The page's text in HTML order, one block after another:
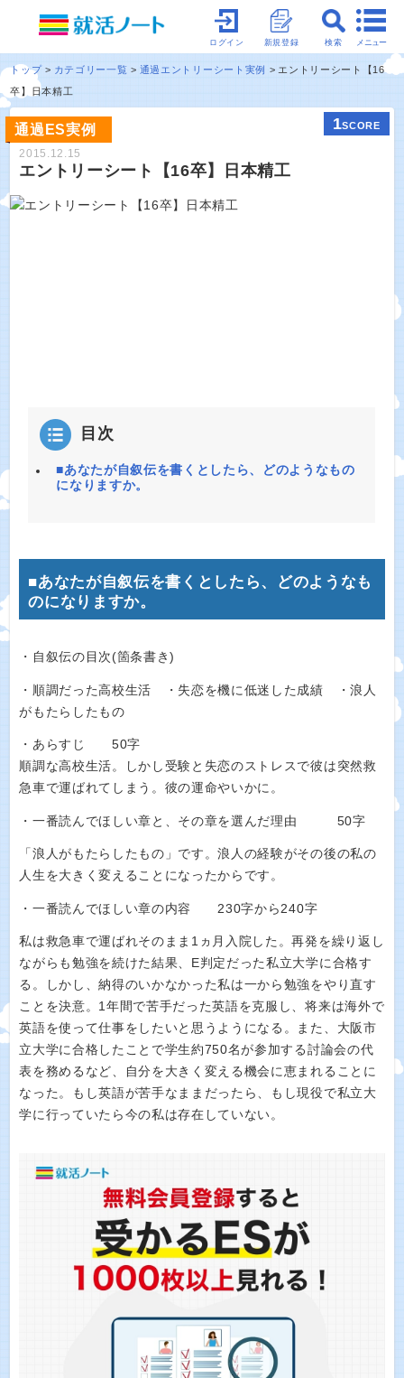
メニュー
検索
新規登録
ログイン
トップ カテゴリー一覧 通過エントリーシート実例
エントリーシート【16
卒】日本精工
通過ES実例 1SCORE
2015.12.15
エントリーシート【16卒】日本精工
目次
■あなたが自叙伝を書くとしたら、どのようなもの
になりますか。
■あなたが自叙伝を書くとしたら、どのようなも
のになりますか。
・自叙伝の目次(箇条書き)
・順調だった高校生活 ・失恋を機に低迷した成績 ・浪人
がもたらしたもの
・あらすじ 50字
順調な高校生活。しかし受験と失恋のストレスで彼は突然救
急車で運ばれてしまう。彼の運命やいかに。
・一番読んでほしい章と、その章を選んだ理由 50字
「浪人がもたらしたもの」です。浪人の経験がその後の私の
人生を大きく変えることになったからです。
・一番読んでほしい章の内容 230字から240字
私は救急車で運ばれそのまま1ヵ月入院した。再発を繰り返し
ながらも勉強を続けた結果、E判定だった私立大学に合格す
る。しかし、納得のいかなかった私は一から勉強をやり直す
ことを決意。1年間で苦手だった英語を克服し、将来は海外で
英語を使って仕事をしたいと思うようになる。また、大阪市
立大学に合格したことで学生約750名が参加する討論会の代
表を務めるなど、自分を大きく変える機会に恵まれることに
なった。もし英語が苦手なままだったら、もし現役で私立大
学に行っていたら今の私は存在していない。